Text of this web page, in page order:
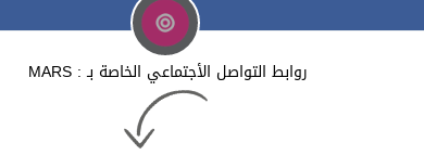
روابط التواصل الأجتماعي الخاصة بـ : MARS